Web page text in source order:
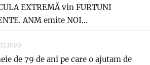
EXTREMĂ vin FURTUNI
ANM emite NOI...
de 79 de ani pe care o ajutam de